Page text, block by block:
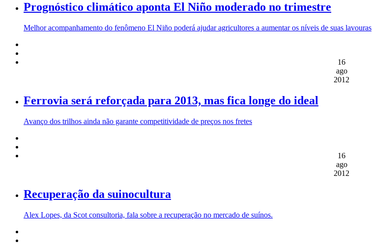
Prognóstico climático aponta El Niño moderado no trimestre
Melhor acompanhamento do fenômeno El Niño poderá ajudar agricultores a aumentar os níveis de suas lavouras
16
ago
2012
Ferrovia será reforçada para 2013, mas fica longe do ideal
Avanço dos trilhos ainda não garante competitividade de preços nos fretes
16
ago
2012
Recuperação da suinocultura
Alex Lopes, da Scot consultoria, fala sobre a recuperação no mercado de suínos.